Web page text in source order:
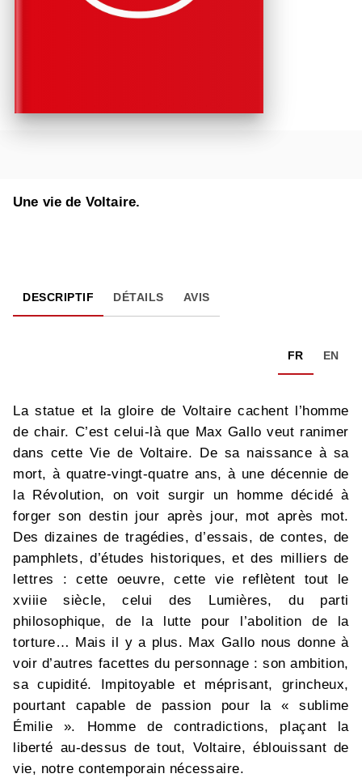
Une vie de Voltaire.
DESCRIPTIF DÉTAILS AVIS
FR EN
La statue et la gloire de Voltaire cachent l’homme
de chair. C’est celui-là que Max Gallo veut ranimer
dans cette Vie de Voltaire. De sa naissance à sa
mort, à quatre-vingt-quatre ans, à une décennie de
la Révolution, on voit surgir un homme décidé à
forger son destin jour après jour, mot après mot.
Des dizaines de tragédies, d’essais, de contes, de
pamphlets, d’études historiques, et des milliers de
lettres : cette oeuvre, cette vie reflètent tout le
xviiie siècle, celui des Lumières, du parti
philosophique, de la lutte pour l’abolition de la
torture… Mais il y a plus. Max Gallo nous donne à
voir d’autres facettes du personnage : son ambition,
sa cupidité. Impitoyable et méprisant, grincheux,
pourtant capable de passion pour la « sublime
Émilie ». Homme de contradictions, plaçant la
liberté au-dessus de tout, Voltaire, éblouissant de
vie, notre contemporain nécessaire.